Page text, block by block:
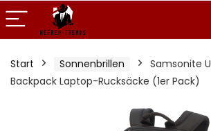
Start Sonnenbrillen
Samsonite
Backpack Laptop-Rucksäcke (1er Pack)